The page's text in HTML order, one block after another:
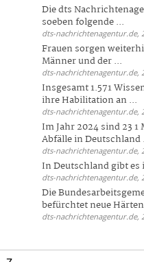
Die dts
soeben folgende ...
dts-nachrichtenagentur.de,
Frauen sorgen
Männer und der ...
dts-nachrichtenagentur.de,
Insgesamt 1.571
ihre Habilitation an ...
dts-nachrichtenagentur.de,
Im Jahr 2024 sind 23
Abfälle in Deutschland
dts-nachrichtenagentur.de,
In Deutschland gibt
dts-nachrichtenagentur.de,
Die
befürchtet neue
dts-nachrichtenagentur.de,